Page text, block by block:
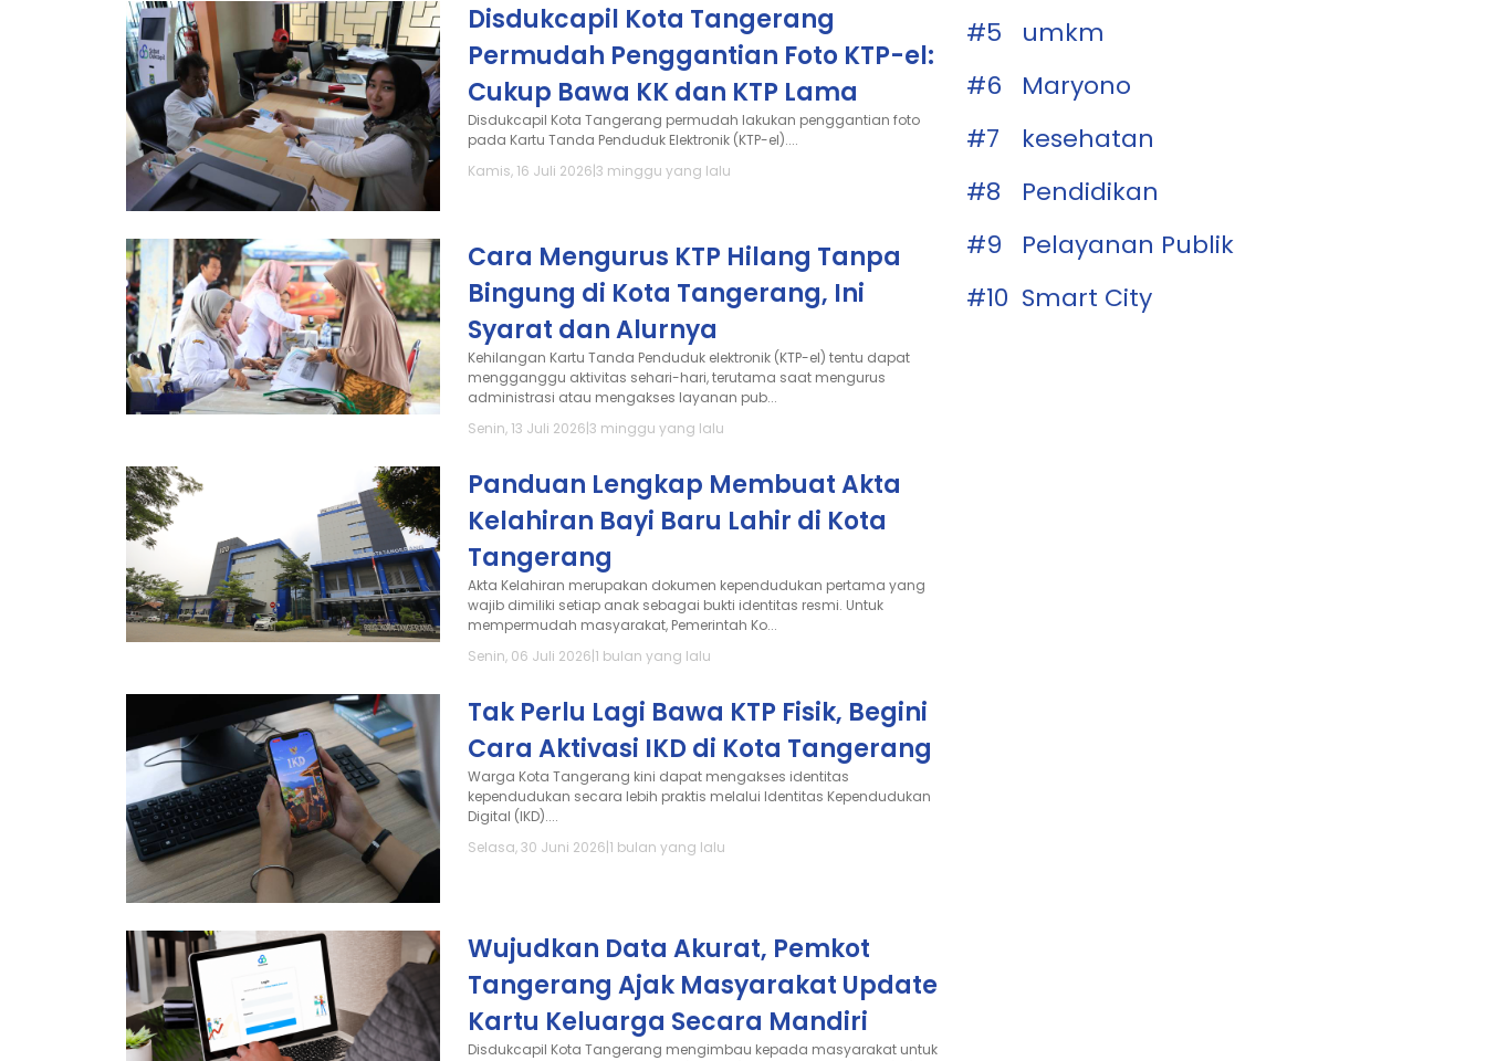
Disdukcapil Kota Tangerang
Permudah Penggantian Foto KTP-el:
Cukup Bawa KK dan KTP Lama
Disdukcapil Kota Tangerang permudah lakukan penggantian foto
pada Kartu Tanda Penduduk Elektronik (KTP-el)....
Kamis, 16 Juli 2026|3 minggu yang lalu
Cara Mengurus KTP Hilang Tanpa
Bingung di Kota Tangerang, Ini
Syarat dan Alurnya
Kehilangan Kartu Tanda Penduduk elektronik (KTP-el) tentu dapat
mengganggu aktivitas sehari-hari, terutama saat mengurus
administrasi atau mengakses layanan pub...
Senin, 13 Juli 2026|3 minggu yang lalu
Panduan Lengkap Membuat Akta
Kelahiran Bayi Baru Lahir di Kota
Tangerang
Akta Kelahiran merupakan dokumen kependudukan pertama yang
wajib dimiliki setiap anak sebagai bukti identitas resmi. Untuk
mempermudah masyarakat, Pemerintah Ko...
Senin, 06 Juli 2026|1 bulan yang lalu
Tak Perlu Lagi Bawa KTP Fisik, Begini
Cara Aktivasi IKD di Kota Tangerang
Warga Kota Tangerang kini dapat mengakses identitas
kependudukan secara lebih praktis melalui Identitas Kependudukan
Digital (IKD)....
Selasa, 30 Juni 2026|1 bulan yang lalu
Wujudkan Data Akurat, Pemkot
Tangerang Ajak Masyarakat Update
Kartu Keluarga Secara Mandiri
Disdukcapil Kota Tangerang mengimbau kepada masyarakat untuk
#5
umkm
#6
Maryono
#7
kesehatan
#8
Pendidikan
#9
Pelayanan Publik
#10 Smart City